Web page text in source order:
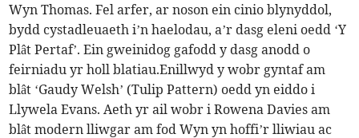
Wyn Thomas. Fel arfer, ar noson ein cinio blynyddol,
bydd cystadleuaeth i’n haelodau, a’r dasg eleni oedd ‘Y
Plât Pertaf’. Ein gweinidog gafodd y dasg anodd o
feirniadu yr holl blatiau.Enillwyd y wobr gyntaf am
blât ‘Gaudy Welsh’ (Tulip Pattern) oedd yn eiddo i
Llywela Evans. Aeth yr ail wobr i Rowena Davies am
blât modern lliwgar am fod Wyn yn hoffi’r lliwiau ac